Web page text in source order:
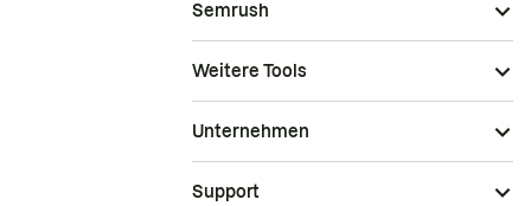
Semrush
Weitere Tools
Unternehmen
Support